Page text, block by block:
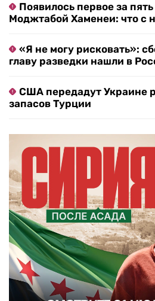
Появилось первое за
Моджтабой Хаменеи: что с
«Я не могу рисковать»:
главу разведки нашли в
США передадут Украине
запасов Турции